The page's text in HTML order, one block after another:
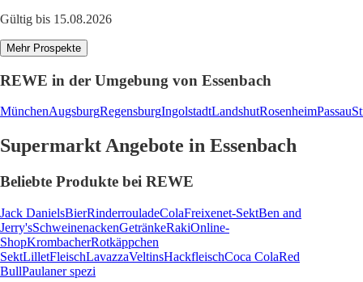
Gültig bis 15.08.2026
Mehr Prospekte
REWE in der Umgebung von Essenbach
MünchenAugsburgRegensburgIngolstadtLandshutRosenheimPassau
Supermarkt Angebote in Essenbach
Beliebte Produkte bei REWE
Jack DanielsBierRinderrouladeColaFreixenet-SektBen and
Jerry'sSchweinenackenGetränkeRakiOnline-
ShopKrombacherRotkäppchen
SektLilletFleischLavazzaVeltinsHackfleischCoca ColaRed
BullPaulaner spezi